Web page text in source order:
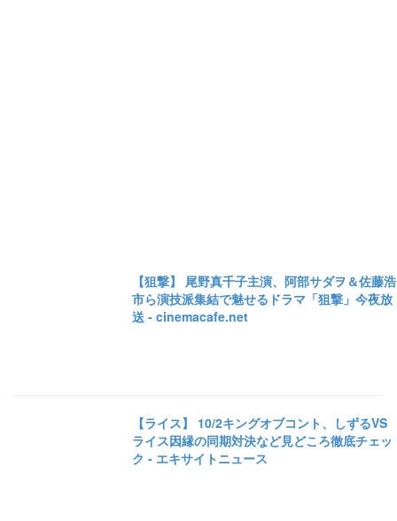
【狙撃】 尾野真千子主演、阿部サダヲ＆佐藤浩
市ら演技派集結で魅せるドラマ「狙撃」今夜放
送 - cinemacafe.net
【ライス】 10/2キングオブコント、しずるVS
ライス因縁の同期対決など見どころ徹底チェッ
ク - エキサイトニュース